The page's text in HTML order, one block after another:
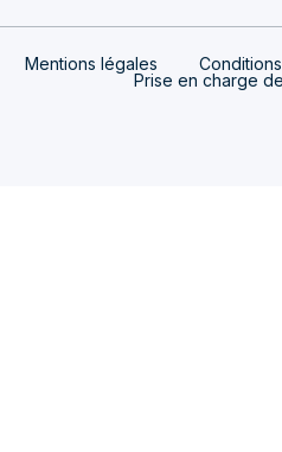
Mentions légales
Prise en charge